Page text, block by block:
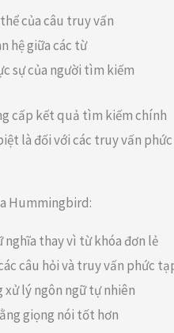
của câu truy vấn
hệ giữa các từ
sự của người tìm kiếm
cấp kết quả tìm kiếm chính
là đối với các truy vấn phức
Hummingbird:
nghĩa thay vì từ khóa đơn lẻ
câu hỏi và truy vấn phức
xử lý ngôn ngữ tự nhiên
giọng nói tốt hơn